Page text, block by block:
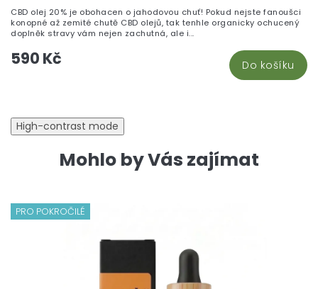
590 Kč Do košíku
CBD olej 20% je obohacen o jahodovou chuť! Pokud nejste fanoušci
konopné až zemité chutě CBD olejů, tak tenhle organicky ochucený
doplněk stravy vám nejen zachutná, ale i...
High-contrast mode
Mohlo by Vás zajímat
PRO POKROČILÉ